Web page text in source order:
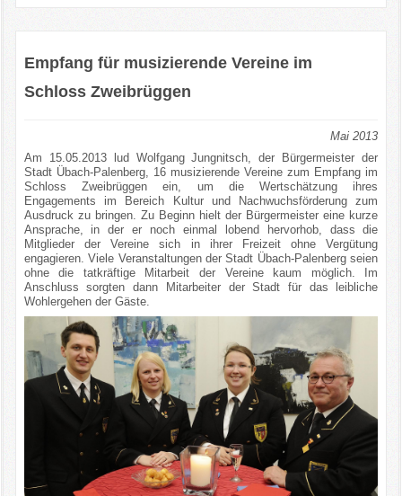
Empfang für musizierende Vereine im
Schloss Zweibrüggen
Mai 2013
Am 15.05.2013 lud Wolfgang Jungnitsch, der Bürgermeister der
Stadt Übach-Palenberg, 16 musizierende Vereine zum Empfang im
Schloss Zweibrüggen ein, um die Wertschätzung ihres
Engagements im Bereich Kultur und Nachwuchsförderung zum
Ausdruck zu bringen. Zu Beginn hielt der Bürgermeister eine kurze
Ansprache, in der er noch einmal lobend hervorhob, dass die
Mitglieder der Vereine sich in ihrer Freizeit ohne Vergütung
engagieren. Viele Veranstaltungen der Stadt Übach-Palenberg seien
ohne die tatkräftige Mitarbeit der Vereine kaum möglich. Im
Anschluss sorgten dann Mitarbeiter der Stadt für das leibliche
Wohlergehen der Gäste.